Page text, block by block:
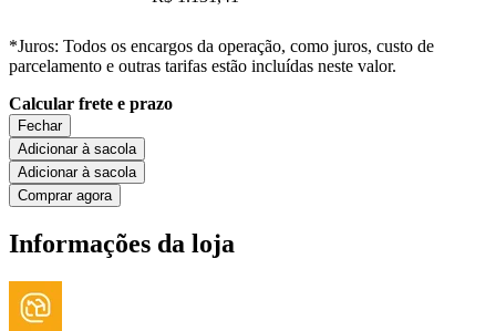
*Juros: Todos os encargos da operação, como juros, custo de
parcelamento e outras tarifas estão incluídas neste valor.
Calcular frete e prazo
Fechar
Adicionar à sacola
Adicionar à sacola
Comprar agora
Informações da loja